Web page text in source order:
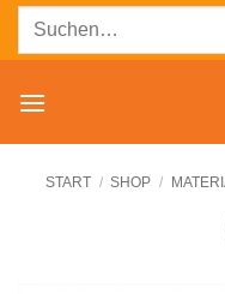
ZumSuchen
START / SHOP /